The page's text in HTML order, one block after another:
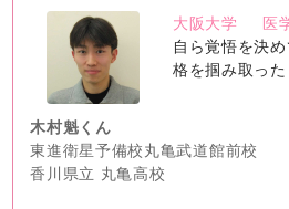
no
image
大阪大学
医
自ら覚悟を決
格を掴み取った
木村魁くん
東進衛星予備校丸亀武道館前校
香川県立 丸亀高校